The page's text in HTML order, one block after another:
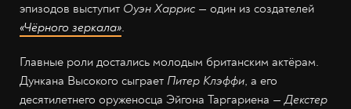
эпизодов выступит Оуэн Харрис — один из создателей
«Чёрного зеркала».
Главные роли достались молодым британским актёрам.
Дункана Высокого сыграет Питер Клэффи, а его
десятилетнего оруженосца Эйгона Таргариена —Декстер